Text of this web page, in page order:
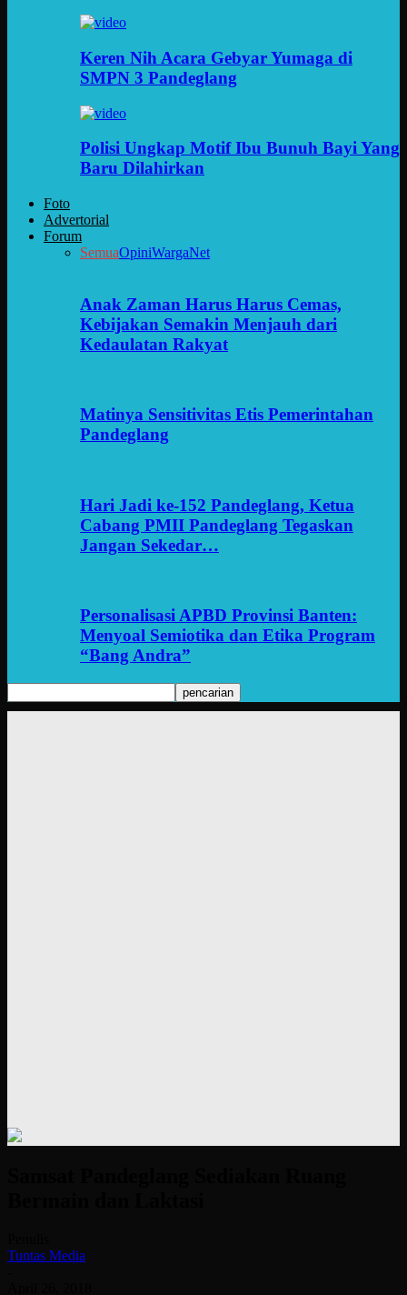
Keren Nih Acara Gebyar Yumaga di
SMPN 3 Pandeglang
Polisi Ungkap Motif Ibu Bunuh Bayi Yang
Baru Dilahirkan
Foto
Advertorial
Forum
SemuaOpiniWargaNet
Anak Zaman Harus Harus Cemas,
Kebijakan Semakin Menjauh dari
Kedaulatan Rakyat
Matinya Sensitivitas Etis Pemerintahan
Pandeglang
Hari Jadi ke-152 Pandeglang, Ketua
Cabang PMII Pandeglang Tegaskan
Jangan Sekedar…
Personalisasi APBD Provinsi Banten:
Menyoal Semiotika dan Etika Program
“Bang Andra”
Tuntas Media